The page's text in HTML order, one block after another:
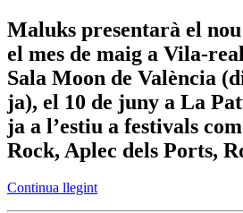
Maluks presentarà el
el mes de maig a Vila-
Sala Moon de València
ja), el 10 de juny a La
ja a l’estiu a festivals
Rock, Aplec dels Ports,
Continua llegint